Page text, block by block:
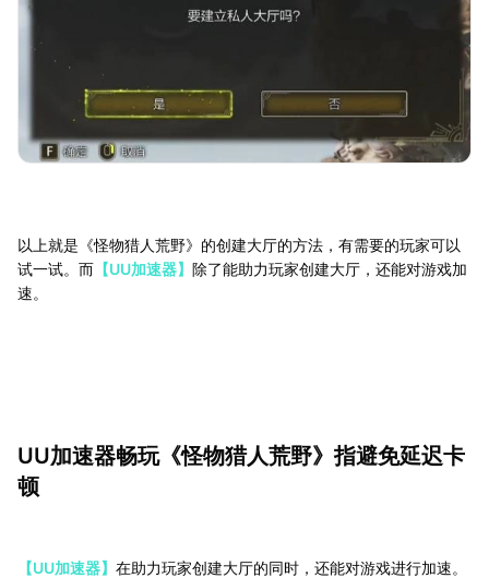
以上就是《怪物猎人荒野》的创建大厅的方法，有需要的玩家可以
试一试。而 【UU加速器】 除了能助力玩家创建大厅，还能对游戏加
速。
UU加速器畅玩《怪物猎人荒野》指避免延迟卡
顿
【UU加速器】 在助力玩家创建大厅的同时，还能对游戏进行加速。